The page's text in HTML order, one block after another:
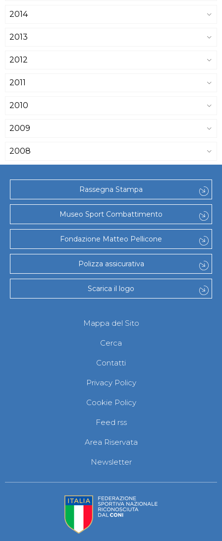
2014
2013
2012
2011
2010
2009
2008
Rassegna Stampa
Museo Sport Combattimento
Fondazione Matteo Pellicone
Polizza assicurativa
Scarica il logo
Mappa del Sito
Cerca
Contatti
Privacy Policy
Cookie Policy
Feed rss
Area Riservata
Newsletter